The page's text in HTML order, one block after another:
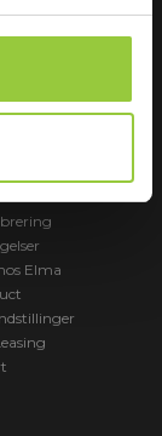
Termokamera
Multimeter
krydslaser
RMA
Elma